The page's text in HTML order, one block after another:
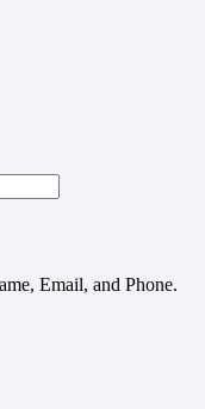
Email, and Phone.